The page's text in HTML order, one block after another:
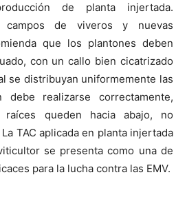
de planta injertada.
campos de viveros y nuevas
que los plantones deben
con un callo bien cicatrizado
se distribuyan uniformemente las
debe realizarse correctamente,
queden hacia abajo, no
La TAC aplicada en planta injertada
se presenta como una de
para la lucha contra las EMV.